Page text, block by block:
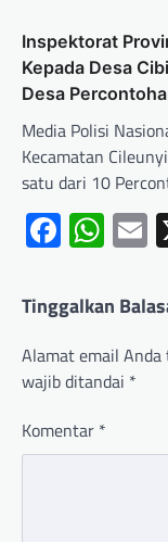
Inspektorat
Kepada Desa
Desa
Media Polisi
Kecamatan
satu dari 10
Tinggalkan
Alamat email
wajib ditandai *
Komentar *